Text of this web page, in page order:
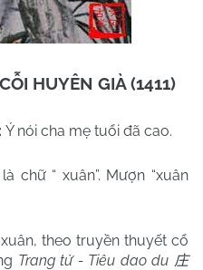
HUYÊN GIÀ (1411)
Ý nói cha mẹ tuổi đã cao.
chữ “ xuân”. Mượn “xuân
theo truyền thuyết cổ
Trang tử - Tiêu dao du 庄